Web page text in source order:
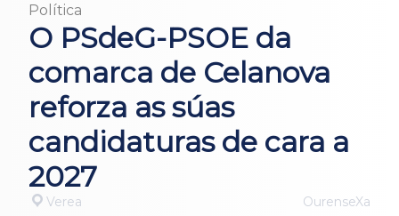
Política
O PSdeG-PSOE da
comarca de Celanova
reforza as súas
candidaturas de cara a
2027
Verea OurenseXa